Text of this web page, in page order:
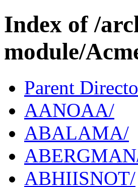
Index of /
module/
Parent
AANOAA/
ABALAMA/
ABHIISNOT/